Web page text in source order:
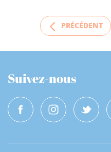
PRÉCÉDENT
Suivez-nous